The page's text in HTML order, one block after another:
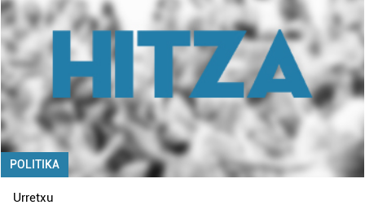
POLITIKA
Urretxu